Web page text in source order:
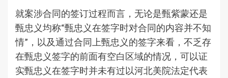
就案涉合同的签订过程而言，无论是甄紫蒙还是
甄忠义均称“甄忠义在签字时对合同的内容并不知
情”，以及通过合同上甄忠义的签字来看，不乏存
在甄忠义签字的前面有空白区域的情况，可以证
实甄忠义在签字时并未有过以河北美院法定代表